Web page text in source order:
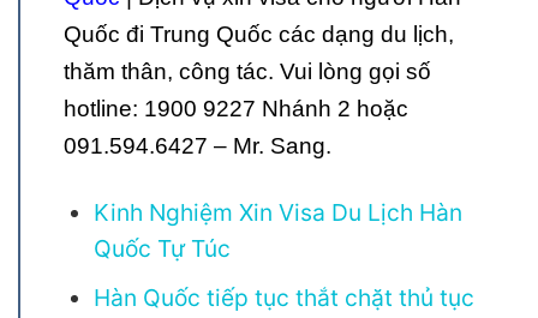
Quốc đi Trung Quốc các dạng du lịch,
thăm thân, công tác. Vui lòng gọi số
hotline: 1900 9227 Nhánh 2 hoặc
091.594.6427 – Mr. Sang.
Kinh Nghiệm Xin Visa Du Lịch Hàn
Quốc Tự Túc
Hàn Quốc tiếp tục thắt chặt thủ tục